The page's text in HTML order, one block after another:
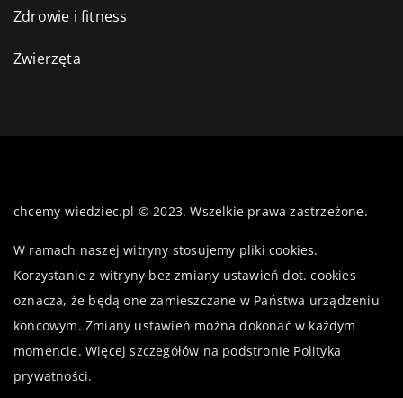
Zdrowie i fitness
Zwierzęta
chcemy-wiedziec.pl © 2023. Wszelkie prawa zastrzeżone.
W ramach naszej witryny stosujemy pliki cookies.
Korzystanie z witryny bez zmiany ustawień dot. cookies
oznacza, że będą one zamieszczane w Państwa urządzeniu
końcowym. Zmiany ustawień można dokonać w każdym
momencie. Więcej szczegółów na podstronie Polityka
prywatności.